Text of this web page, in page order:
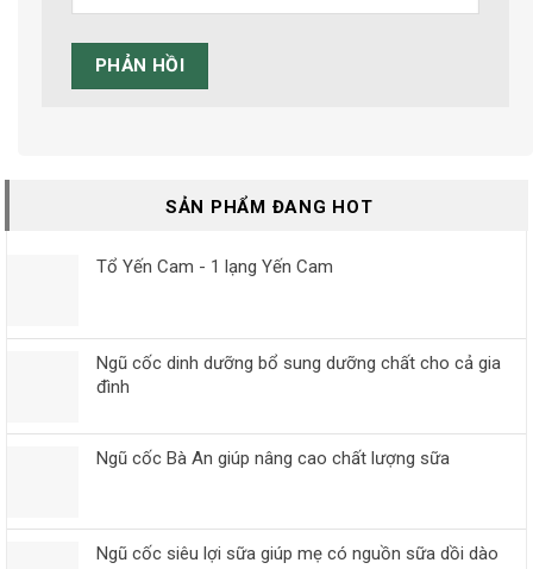
SẢN PHẨM ĐANG HOT
Tổ Yến Cam - 1 lạng Yến Cam
Ngũ cốc dinh dưỡng bổ sung dưỡng chất cho cả gia
đình
Ngũ cốc Bà An giúp nâng cao chất lượng sữa
Ngũ cốc siêu lợi sữa giúp mẹ có nguồn sữa dồi dào